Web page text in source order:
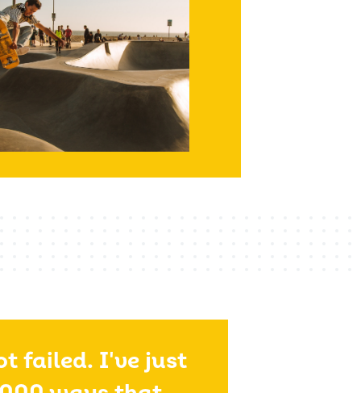
failed. I've just